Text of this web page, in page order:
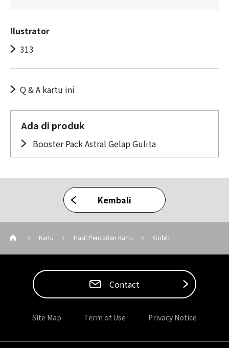
Ilustrator
313
Q & A kartu ini
Ada di produk
Booster Pack Astral Gelap Gulita
Kembali
Kartu Hasil Pencarian Kartu Golett
Contact
Site Map Term of Use Privacy Notice